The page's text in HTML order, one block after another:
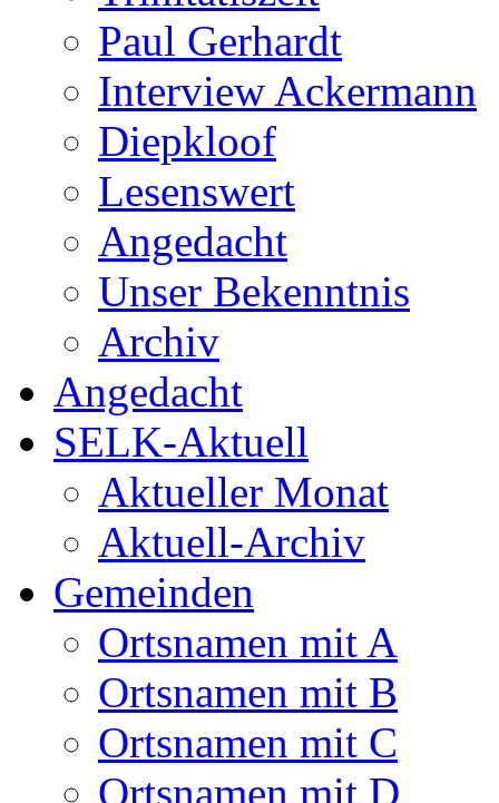
Paul Gerhardt
Interview Ackermann
Diepkloof
Lesenswert
Angedacht
Unser Bekenntnis
Archiv
Angedacht
SELK-Aktuell
Aktueller Monat
Aktuell-Archiv
Gemeinden
Ortsnamen mit A
Ortsnamen mit B
Ortsnamen mit C
Ortsnamen mit D